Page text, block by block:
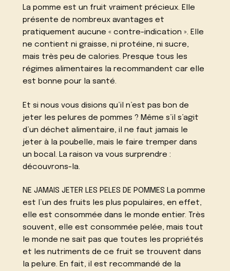
La pomme est un fruit vraiment précieux. Elle
présente de nombreux avantages et
pratiquement aucune « contre-indication ». Elle
ne contient ni graisse, ni protéine, ni sucre,
mais très peu de calories. Presque tous les
régimes alimentaires la recommandent car elle
est bonne pour la santé.
Et si nous vous disions qu’il n’est pas bon de
jeter les pelures de pommes ? Même s’il s’agit
d’un déchet alimentaire, il ne faut jamais le
jeter à la poubelle, mais le faire tremper dans
un bocal. La raison va vous surprendre :
découvrons-la.
NE JAMAIS JETER LES PELES DE POMMES La pomme
est l’un des fruits les plus populaires, en effet,
elle est consommée dans le monde entier. Très
souvent, elle est consommée pelée, mais tout
le monde ne sait pas que toutes les propriétés
et les nutriments de ce fruit se trouvent dans
la pelure. En fait, il est recommandé de la